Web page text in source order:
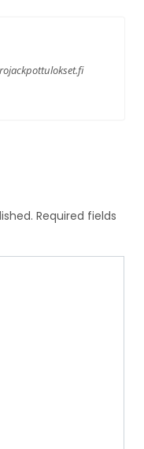
Required fields